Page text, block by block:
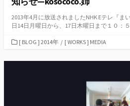
2013年4月に放送されましたNHK Eテレ『ま
日14日月曜日から、17日木曜日まで１０：
カ
ゴ
[ BLOG ] 2014年 / [ WORKS ] MEDIA